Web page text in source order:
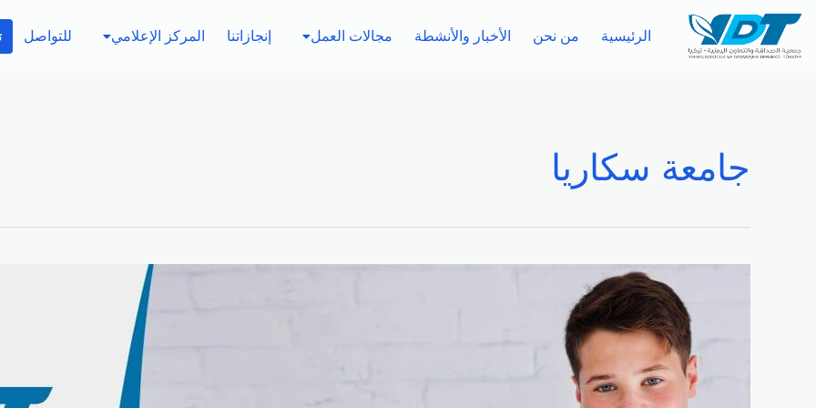
الرئيسية من نحن الأخبار والأنشطة مجالات العمل إنجازاتنا المركز الإعلامي للتواصل
جامعة سكاريا